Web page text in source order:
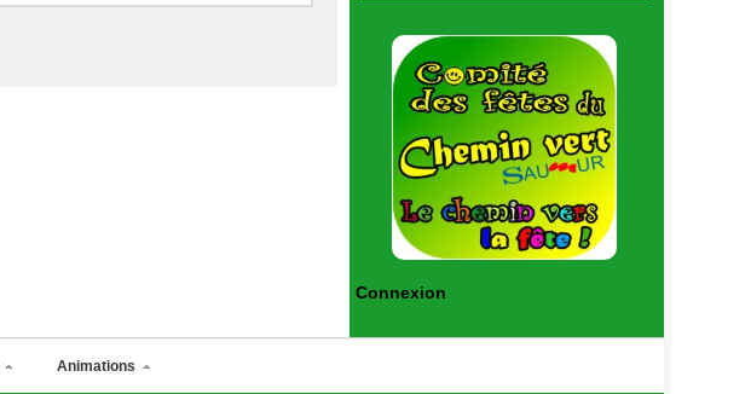
Connexion
Animations